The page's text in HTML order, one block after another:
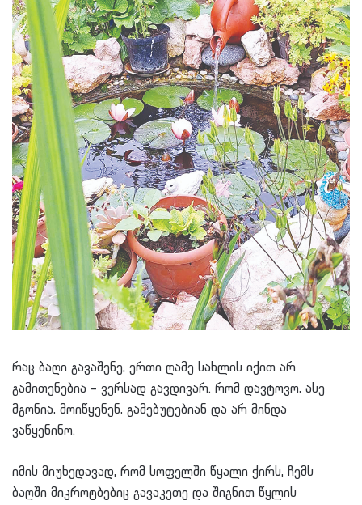
რაც ბაღი გავაშენე, ერთი ღამე სახლის იქით არ
გამითენებია – ვერსად გავდივარ. რომ დავტოვო, ასე
მგონია, მოიწყენენ, გამებუტებიან და არ მინდა
ვაწყენინო.
იმის მიუხედავად, რომ სოფელში წყალი ჭირს, ჩემს
ბაღში მიკროტბებიც გავაკეთე და შიგნით წყლის